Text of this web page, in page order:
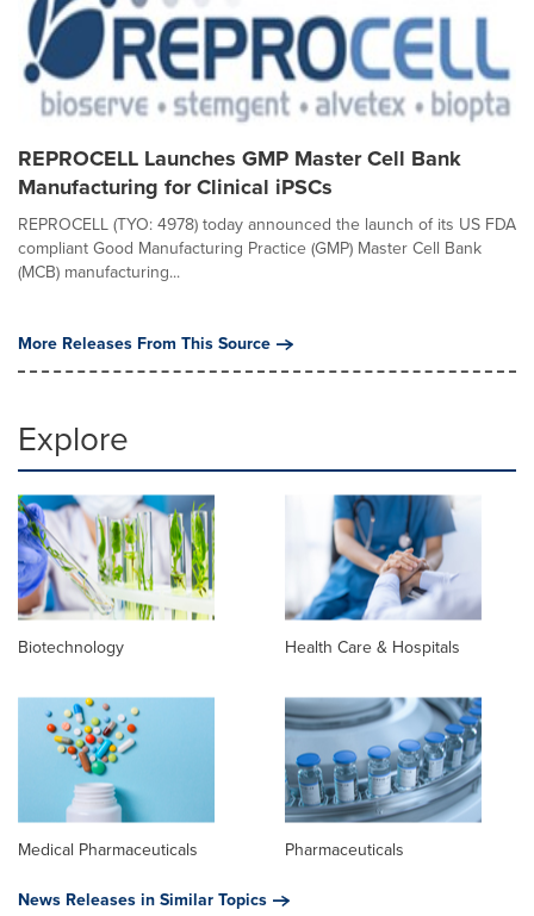
REPROCELL Launches GMP Master Cell Bank
Manufacturing for Clinical iPSCs
REPROCELL (TYO: 4978) today announced the launch of its US FDA
compliant Good Manufacturing Practice (GMP) Master Cell Bank
(MCB) manufacturing...
More Releases From This Source
Explore
Biotechnology Health Care & Hospitals
Medical Pharmaceuticals
Pharmaceuticals
News Releases in Similar Topics